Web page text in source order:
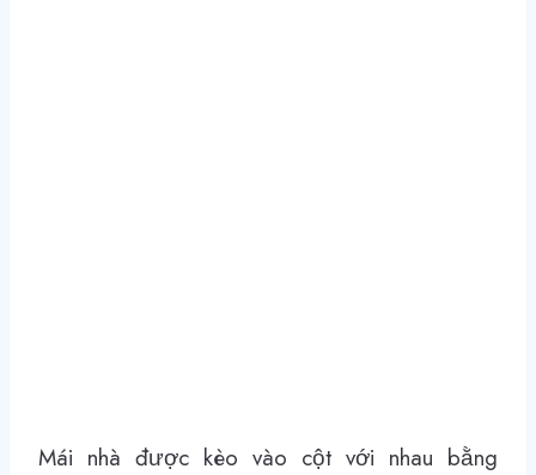
Mái nhà được kèo vào cột với nhau bằng